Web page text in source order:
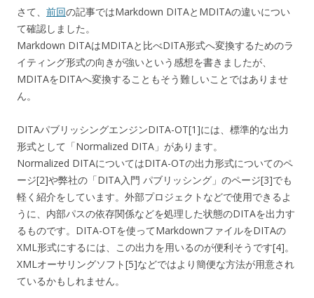
さて、 前回の記事ではMarkdown DITAとMDITAの違いについ
て確認しました。
Markdown DITAはMDITAと比べDITA形式へ変換するためのラ
イティング形式の向きが強いという感想を書きましたが、
MDITAをDITAへ変換することもそう難しいことではありませ
ん。
DITAパブリッシングエンジンDITA-OT[1]には、標準的な出力
形式として「Normalized DITA」があります。
Normalized DITAについてはDITA-OTの出力形式についてのペ
ージ[2]や弊社の「DITA入門 パブリッシング」のページ[3]でも
軽く紹介をしています。外部プロジェクトなどで使用できるよ
うに、内部パスの依存関係などを処理した状態のDITAを出力す
るものです。DITA-OTを使ってMarkdownファイルをDITAの
XML形式にするには、この出力を用いるのが便利そうです[4]。
XMLオーサリングソフト[5]などではより簡便な方法が用意され
ているかもしれません。